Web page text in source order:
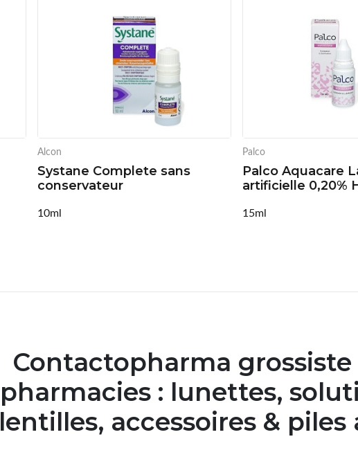
Alcon
Systane Complete sans
conservateur
10ml
Palco
Palco Aquacare
artificielle 0,20%
15ml
Contactopharma
pharmacies : lunettes,
lentilles, accessoires & piles